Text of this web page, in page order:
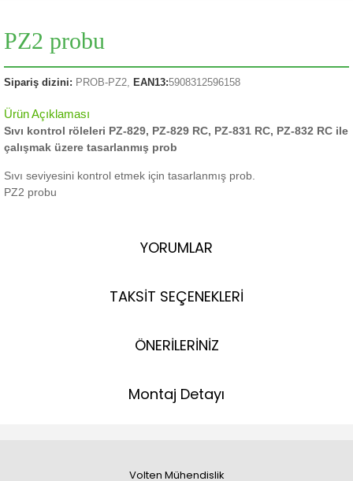
PZ2 probu
Sipariş dizini: PROB-PZ2, EAN13:5908312596158
Ürün Açıklaması
Sıvı kontrol röleleri PZ-829, PZ-829 RC, PZ-831 RC, PZ-832 RC ile
çalışmak üzere tasarlanmış prob
Sıvı seviyesini kontrol etmek için tasarlanmış prob.
PZ2 probu
YORUMLAR
TAKSİT SEÇENEKLERİ
ÖNERİLERİNİZ
Montaj Detayı
Volten Mühendislik